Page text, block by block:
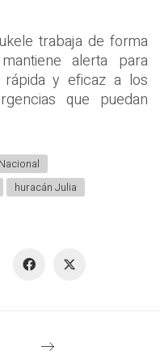
trabaja de forma
alerta para
rápida y eficaz a los
que puedan
huracán Julia